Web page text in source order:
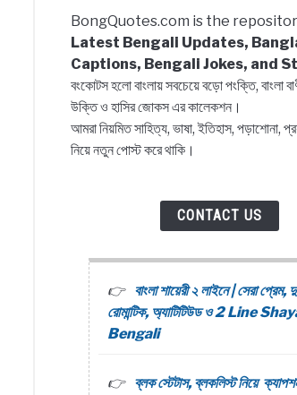
BongQuotes.com is the
Latest Bengali Updates,
Captions, Bengali Jokes, and
বংকোটস হলো বাংলায় সবচেয়ে বড়ো পংক্তি, বাংলা
উক্তি ও হাসির জোকস এর কালেকশন।
আমরা নিয়মিত সাহিত্য, ভাষা, ইতিহাস, পড়াশোনা,
নিয়ে নতুন পোস্ট করে থাকি।
CONTACT US
বাংলা শায়েরী ২ লাইনে | সেরা প্রেম,
রোমান্টিক, অ্যাটিটিউড ও 2 Line
Bengali
ব্লক স্টেটাস, ব্লকলিস্ট নিয়ে